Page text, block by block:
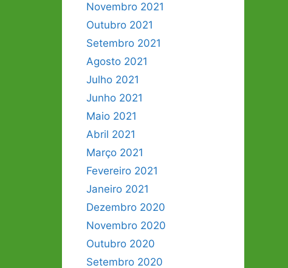
Novembro 2021
Outubro 2021
Setembro 2021
Agosto 2021
Julho 2021
Junho 2021
Maio 2021
Abril 2021
Março 2021
Fevereiro 2021
Janeiro 2021
Dezembro 2020
Novembro 2020
Outubro 2020
Setembro 2020